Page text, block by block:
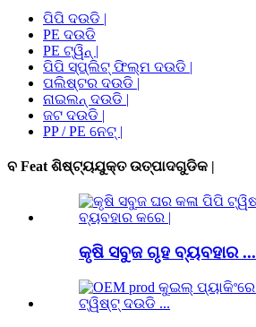
ପିପି ଦଉଡି |
PE ଦଉଡି
PE ଟ୍ୱିନ୍ |
ପିପି ସ୍ପ୍ଲିଟ୍ ଫିଲ୍ମ ଦଉଡି |
ପଲିଷ୍ଟର ଦଉଡି |
ନାଇଲନ୍ ଦଉଡି |
ଜଟ ଦଉଡି |
PP / PE ନେଟ୍ |
ବ Feat ଶିଷ୍ଟ୍ୟଯୁକ୍ତ ଉତ୍ପାଦଗୁଡିକ |
କୃଷି ସବୁଜ ଗୃହ ବ୍ୟବହାର ...